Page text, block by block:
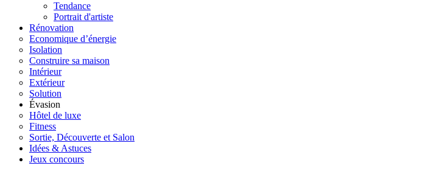
Tendance
Portrait d'artiste
Rénovation
Economique d’énergie
Isolation
Construire sa maison
Intérieur
Extérieur
Solution
Évasion
Hôtel de luxe
Fitness
Sortie, Découverte et Salon
Idées & Astuces
Jeux concours